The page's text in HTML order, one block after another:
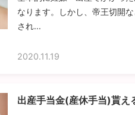
なります。しかし、帝王切開
され...
2020.11.19
出産手当金(産休手当)貰え